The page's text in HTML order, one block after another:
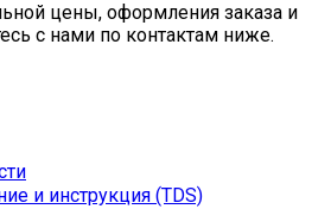
цены, оформления заказа и
с нами по контактам ниже.
и инструкция (TDS)